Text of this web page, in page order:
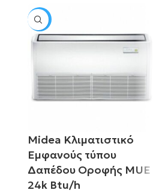
SALE
Midea Κλιματιστικό
Εμφανούς τύπου
Δαπέδου Οροφής MUE
24k Btu/h